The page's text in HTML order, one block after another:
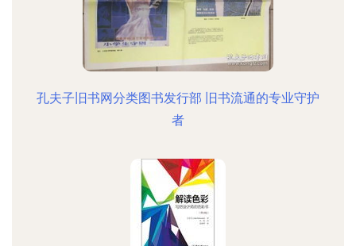
孔夫子旧书网分类图书发行部 旧书流通的专业守护
者